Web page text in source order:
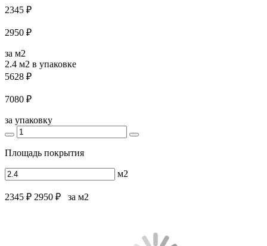
2345 ₽
2950 ₽
за м2
2.4 м2 в упаковке
5628 ₽
7080 ₽
за упаковку
Площадь покрытия
м2
2345 ₽ 2950 ₽ за м2